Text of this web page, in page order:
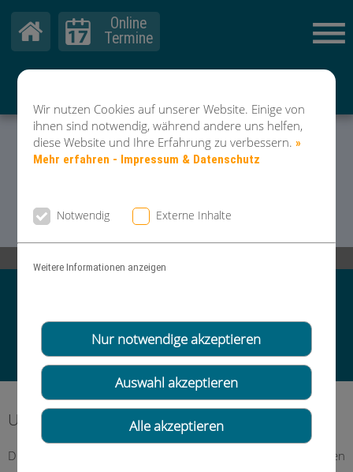
Wir nutzen Cookies auf unserer Website. Einige von
ihnen sind notwendig, während andere uns helfen,
diese Website und Ihre Erfahrung zu verbessern.»
Mehr erfahren - Impressum & Datenschutz
Notwendig Externe Inhalte
Weitere Informationen anzeigen
Nur notwendige akzeptieren
Auswahl akzeptieren
Alle akzeptieren
Online
Termine
Hautarzt Xanten
TELEFONISCH oder über unsere
ONLINE-TERMINBUCHUNG
UV-Lichttherapie
Die Lichttherapie kann zahlreiche dermatologische Erkrankungen